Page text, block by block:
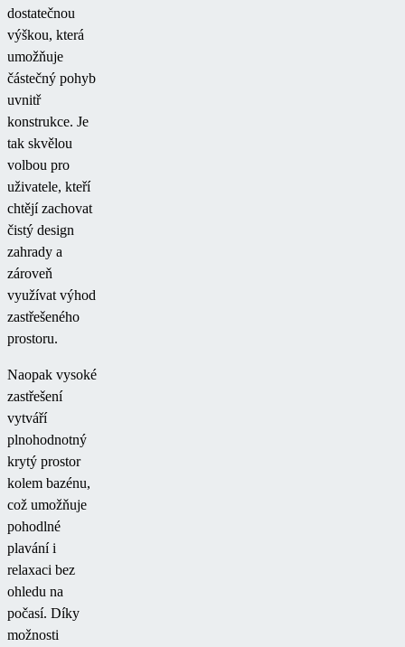
dostatečnou
výškou, která
umožňuje
částečný pohyb
uvnitř
konstrukce. Je
tak skvělou
volbou pro
uživatele, kteří
chtějí zachovat
čistý design
zahrady a
zároveň
využívat výhod
zastřešeného
prostoru.
Naopak vysoké
zastřešení
vytváří
plnohodnotný
krytý prostor
kolem bazénu,
což umožňuje
pohodlné
plavání i
relaxaci bez
ohledu na
počasí. Díky
možnosti